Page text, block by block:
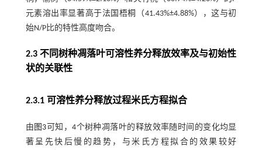
元素溶出率显著高于法国梧桐（41.43%±4.88%），这与初
始N/P比的特性高度吻合。
2.3 不同树种凋落叶可溶性养分释放效率及与初始性
状的关联性
2.3.1 可溶性养分释放过程米氏方程拟合
由 图3 可知，4个树种凋落叶的释放效率随时间的变化均显
著呈先快后慢的趋势，与米氏方程拟合的效果较好